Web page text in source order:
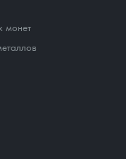
монет